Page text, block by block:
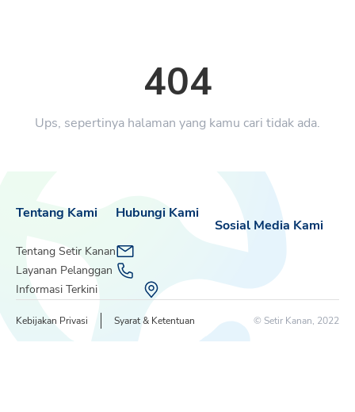
404
Ups, sepertinya halaman yang kamu cari tidak ada.
Tentang Kami
Tentang Setir Kanan
Layanan Pelanggan
Informasi Terkini
Sosial Media Kami
Hubungi Kami
Kebijakan Privasi Syarat & Ketentuan © Setir Kanan, 2022